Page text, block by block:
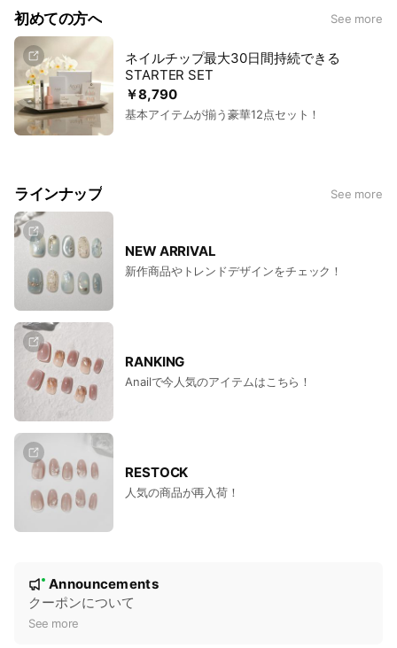
初めての方へ See more
￥8,790
ネイルチップ最大30日間持続できる
STARTER SET
基本アイテムが揃う豪華12点セット！
ラインナップ See more
NEW ARRIVAL
新作商品やトレンドデザインをチェック！
RANKING
Anailで今人気のアイテムはこちら！
RESTOCK
人気の商品が再入荷！
New
Announcements
クーポンについて
See more